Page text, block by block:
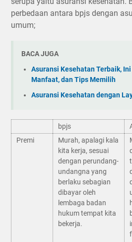
perbedaan antara bpjs dengan
umum;
BACA JUGA
Asuransi Kesehatan Terbaik,
Manfaat, dan Tips Memilih
Asuransi Kesehatan dengan
bpjs
Premi
Murah, apalagi kala
kita kerja, sesuai
dengan perundang-
undangna yang
berlaku sebagian
dibayar oleh
lembaga badan
hukum tempat kita
bekerja.